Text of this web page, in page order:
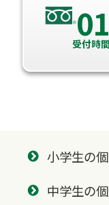
受付時
小学生の
中学生の